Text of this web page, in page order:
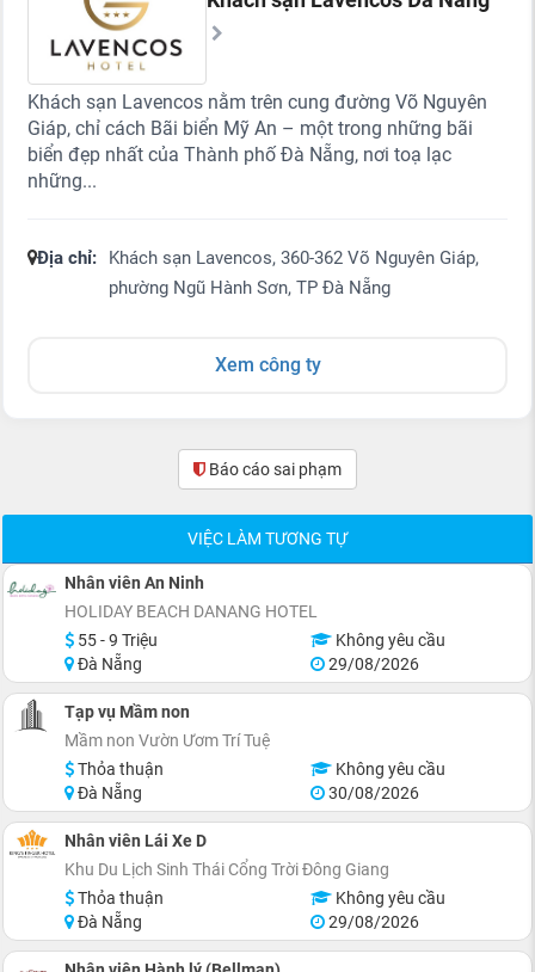
Khách sạn Lavencos nằm trên cung đường Võ Nguyên
Giáp, chỉ cách Bãi biển Mỹ An – một trong những bãi
biển đẹp nhất của Thành phố Đà Nẵng, nơi toạ lạc
những...
Địa chỉ:
Khách sạn Lavencos, 360-362 Võ Nguyên Giáp,
phường Ngũ Hành Sơn, TP Đà Nẵng
Xem công ty
Báo cáo sai phạm(0)
VIỆC LÀM TƯƠNG TỰ
Nhân viên An Ninh
HOLIDAY BEACH DANANG HOTEL
55 - 9 Triệu
Không yêu cầu
Đà Nẵng
29/08/2026
Tạp vụ Mầm non
Mầm non Vườn Ươm Trí Tuệ
Thỏa thuận
Không yêu cầu
Đà Nẵng
30/08/2026
Nhân viên Lái Xe D
Khu Du Lịch Sinh Thái Cổng Trời Đông Giang
Thỏa thuận
Không yêu cầu
Đà Nẵng
29/08/2026